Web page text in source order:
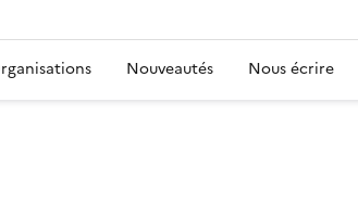
Nouveautés Nous écrire